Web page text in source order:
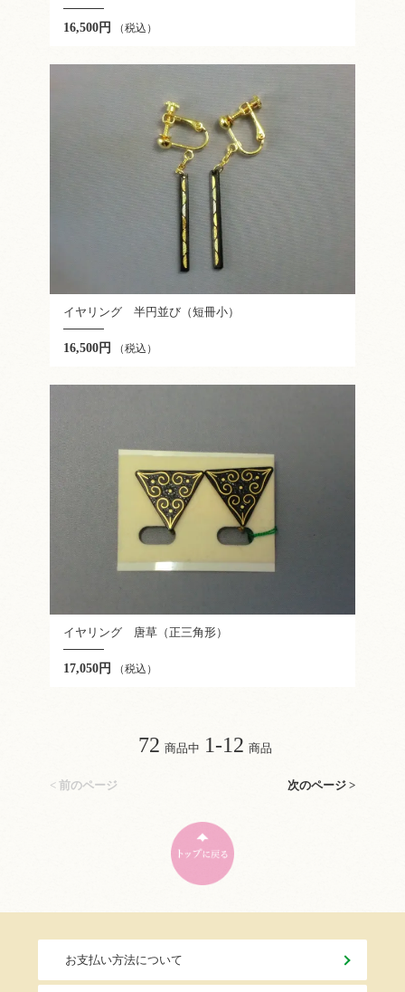
16,500円 （税込）
イヤリング 半円並び（短冊小）
16,500円 （税込）
イヤリング 唐草（正三角形）
17,050円 （税込）
< 前のページ
72 商品中 1-12 商品
次のページ >
お支払い方法について